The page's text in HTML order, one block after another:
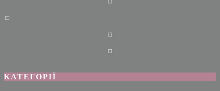
КАТЕГОРІЇ